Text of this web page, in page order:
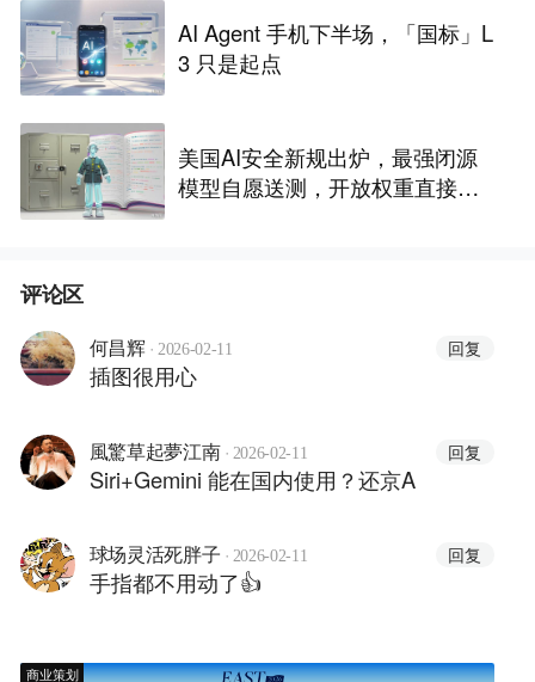
AI Agent 手机下半场，「国标」L
3 只是起点
美国AI安全新规出炉，最强闭源
模型自愿送测，开放权重直接放
评论区
何昌辉 · 2026-02-11 回复
插图很用心
風驚草起夢江南 · 2026-02-11 回复
Siri+Gemini 能在国内使用？还京A
球场灵活死胖子 · 2026-02-11 回复
手指都不用动了👍
商业策划